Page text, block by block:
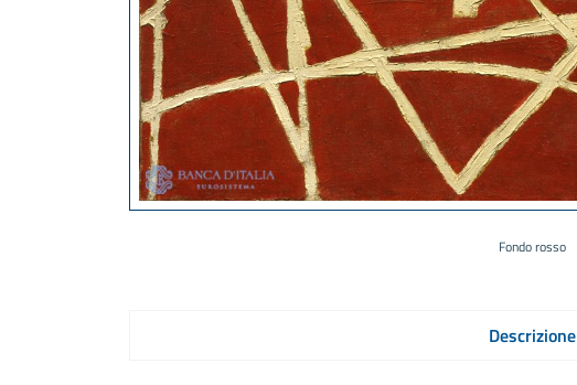
Fondo rosso
Descrizione